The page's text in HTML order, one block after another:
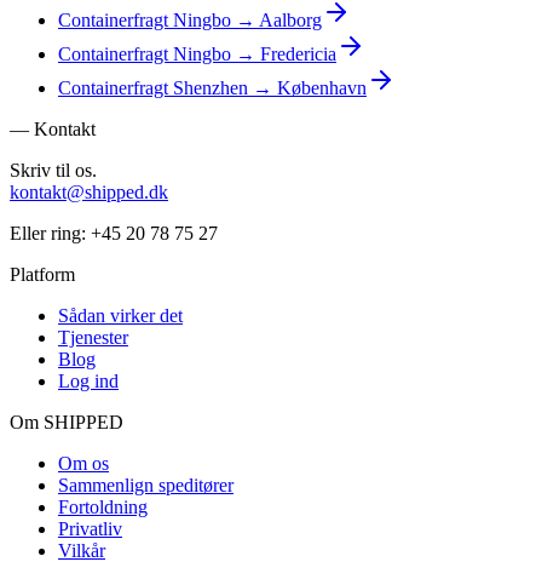
Containerfragt Ningbo → Aalborg
Containerfragt Ningbo → Fredericia
Containerfragt Shenzhen → København
— Kontakt
Skriv til os.
kontakt@shipped.dk
Eller ring: +45 20 78 75 27
Platform
Sådan virker det
Tjenester
Blog
Log ind
Om SHIPPED
Om os
Sammenlign speditører
Fortoldning
Privatliv
Vilkår